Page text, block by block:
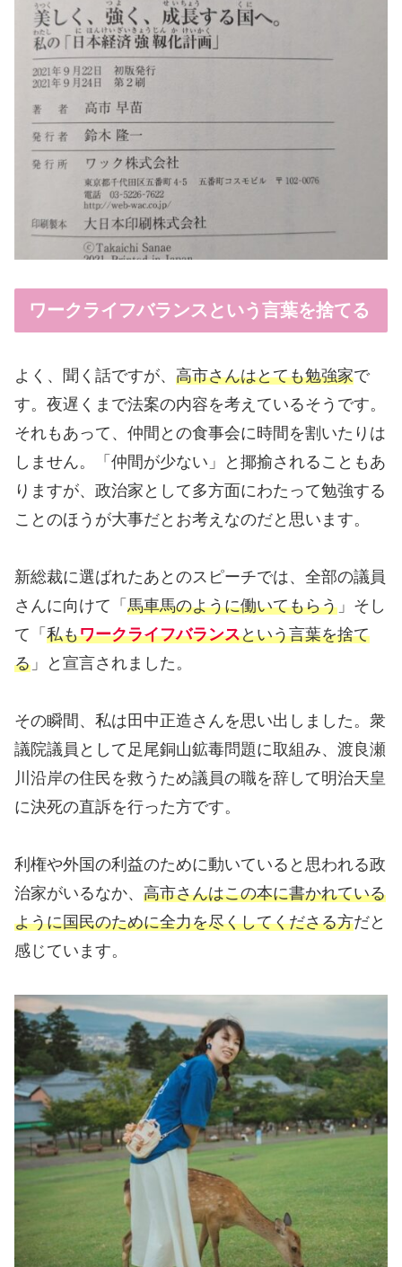
ワークライフバランスという言葉を捨てる
よく、聞く話ですが、 高市さんはとても勉強家で
す。夜遅くまで法案の内容を考えているそうです。
それもあって、仲間との食事会に時間を割いたりは
しません。「仲間が少ない」と揶揄されることもあ
りますが、政治家として多方面にわたって勉強する
ことのほうが大事だとお考えなのだと思います。
新総裁に選ばれたあとのスピーチでは、全部の議員
さんに向けて「 馬車馬のように働いてもらう 」そし
て「 私もワークライフバランスという言葉を捨て
る 」と宣言されました。
その瞬間、私は田中正造さんを思い出しました。衆
議院議員として足尾銅山鉱毒問題に取組み、渡良瀬
川沿岸の住民を救うため議員の職を辞して明治天皇
に決死の直訴を行った方です。
利権や外国の利益のために動いていると思われる政
治家がいるなか、 高市さんはこの本に書かれている
ように国民のために全力を尽くしてくださる方だと
感じています。